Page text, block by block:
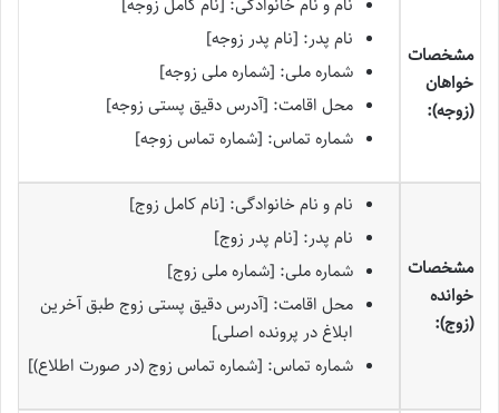
مشخصات
خواهان
(زوجه):
نام پدر: [نام پدر زوجه]
شماره ملی: [شماره ملی زوجه]
محل اقامت: [آدرس دقیق پستی زوجه]
شماره تماس: [شماره تماس زوجه]
مشخصات
خوانده
(زوج):
نام و نام خانوادگی: [نام کامل زوج]
نام پدر: [نام پدر زوج]
شماره ملی: [شماره ملی زوج]
محل اقامت: [آدرس دقیق پستی زوج طبق آخرین
ابلاغ در پرونده اصلی]
شماره تماس: [شماره تماس زوج (در صورت اطلاع)]